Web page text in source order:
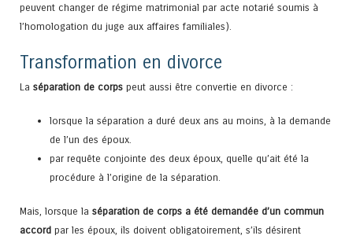
peuvent changer de régime matrimonial par acte notarié soumis à
l’homologation du juge aux affaires familiales).
Transformation en divorce
La séparation de corps peut aussi être convertie en divorce :
lorsque la séparation a duré deux ans au moins, à la demande
de l’un des époux.
par requête conjointe des deux époux, quelle qu’ait été la
procédure à l’origine de la séparation.
Mais, lorsque la séparation de corps a été demandée d’un commun
accord par les époux, ils doivent obligatoirement, s’ils désirent